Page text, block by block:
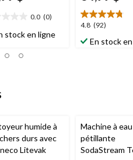
0.0 (0)
stock en ligne
4.8 (92)
4.8
étoile(s)
sur
En stock
humide à
durs avec
Litevak
Machine à eau
pétillante
SodaStream